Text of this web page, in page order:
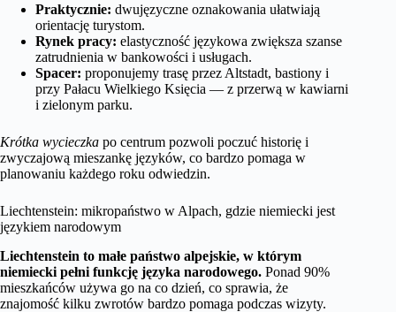
Praktycznie: dwujęzyczne oznakowania ułatwiają
orientację turystom.
Rynek pracy: elastyczność językowa zwiększa szanse
zatrudnienia w bankowości i usługach.
Spacer: proponujemy trasę przez Altstadt, bastiony i
przy Pałacu Wielkiego Księcia — z przerwą w kawiarni
i zielonym parku.
Krótka wycieczka po centrum pozwoli poczuć historię i
zwyczajową mieszankę języków, co bardzo pomaga w
planowaniu każdego roku odwiedzin.
Liechtenstein: mikropaństwo w Alpach, gdzie niemiecki jest
językiem narodowym
Liechtenstein to małe państwo alpejskie, w którym
niemiecki pełni funkcję języka narodowego. Ponad 90%
mieszkańców używa go na co dzień, co sprawia, że
znajomość kilku zwrotów bardzo pomaga podczas wizyty.